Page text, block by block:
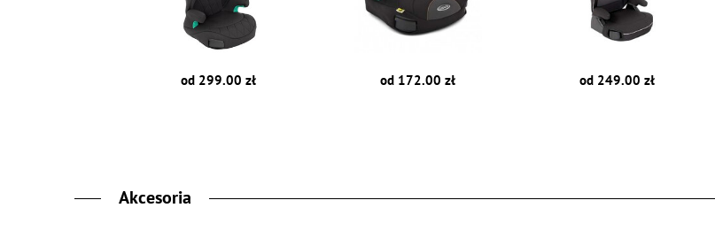
od 299.00 zł od 172.00 zł od 249.00 zł
Akcesoria